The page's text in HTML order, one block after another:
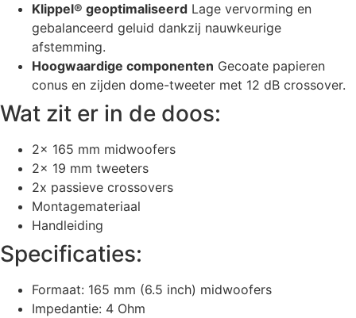
Klippel® geoptimaliseerd Lage vervorming en
gebalanceerd geluid dankzij nauwkeurige
afstemming.
Hoogwaardige componenten Gecoate papieren
conus en zijden dome-tweeter met 12 dB crossover.
Wat zit er in de doos:
2x 165 mm midwoofers
2x 19 mm tweeters
2x passieve crossovers
Montagemateriaal
Handleiding
Specificaties:
Formaat: 165 mm (6.5 inch) midwoofers
Impedantie: 4 Ohm